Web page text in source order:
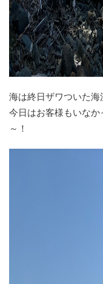
海は終日ザワついた海
今日はお客様もいな
～！